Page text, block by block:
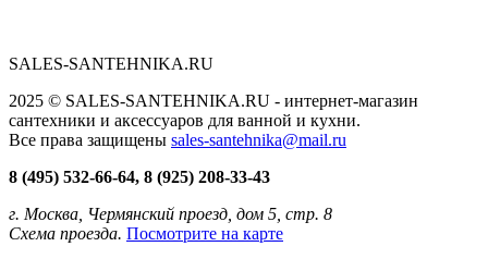
SALES-SANTEHNIKA.RU
2025 © SALES-SANTEHNIKA.RU - интернет-магазин
сантехники и аксессуаров для ванной и кухни.
Все права защищены sales-santehnika@mail.ru
8 (495) 532-66-64, 8 (925) 208-33-43
г. Москва, Чермянский проезд, дом 5, стр. 8
Схема проезда. Посмотрите на карте